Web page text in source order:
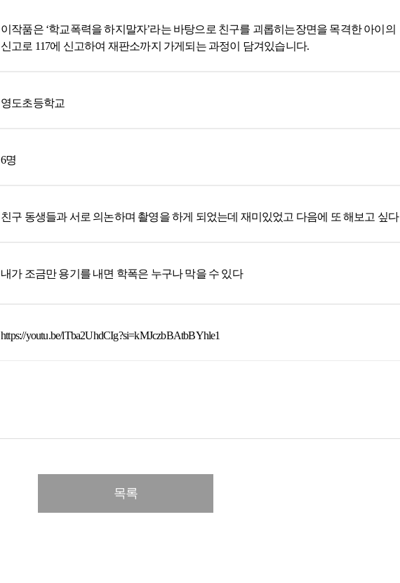
이작품은 ‘학교폭력을 하지말자’라는 바탕으로 친구를 괴롭히는장면을 목격한 아이의
신고로 117에 신고하여 재판소까지 가게되는 과정이 담겨있습니다.
영도초등학교
6명
친구 동생들과 서로 의논하며 촬영을 하게 되었는데 재미있었고 다음에 또 해보고 싶다
내가 조금만 용기를 내면 학폭은 누구나 막을 수 있다
https://youtu.be/lTba2UhdCIg?si=kMJczbBAtbBYhle1
목록